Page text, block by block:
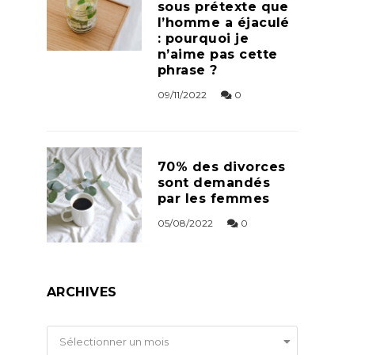
sous prétexte que
l’homme a éjaculé
: pourquoi je
n’aime pas cette
phrase ?
09/11/2022 0
70% des divorces
sont demandés
par les femmes
05/08/2022 0
ARCHIVES
Archives
Sélectionner un mois